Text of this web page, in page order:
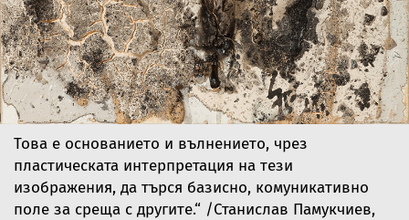
Това е основанието и вълнението, чрез
пластическата интерпретация на тези
изображения, да търся базисно, комуникативно
поле за среща с другите.“ /Станислав Памукчиев,